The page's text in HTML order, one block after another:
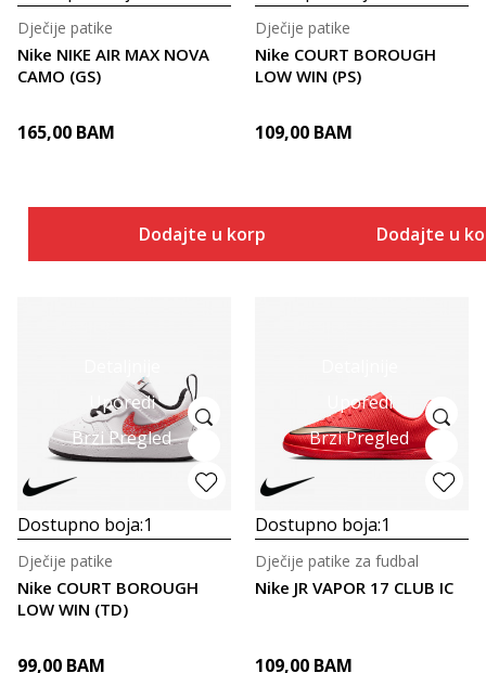
Nike NIKE AIR MAX NOVA
CAMO (GS)
Dječije patike
165,00 BAM
Dodajte u korpu
Nike COURT BOROUGH
LOW WIN (PS)
Dječije patike
109,00 BAM
Dodajte u
Uporedi
Brzi Pregled
Dostupno boja:1
Nike COURT BOROUGH
LOW WIN (TD)
Dječije patike
99,00 BAM
Uporedi
Brzi Pregled
Dostupno boja:1
Nike JR VAPOR 17 CLUB IC
Dječije patike za fudbal
109,00 BAM